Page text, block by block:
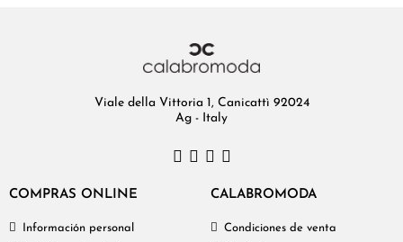
Viale della Vittoria 1, Canicattì 92024
Ag - Italy
COMPRAS ONLINE
Información personal
CALABROMODA
Condiciones de venta